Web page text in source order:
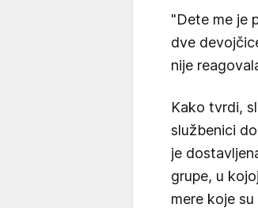
"Dete me je
dve
nije
Kako tvrdi,
službenici
je
grupe, u
mere koje